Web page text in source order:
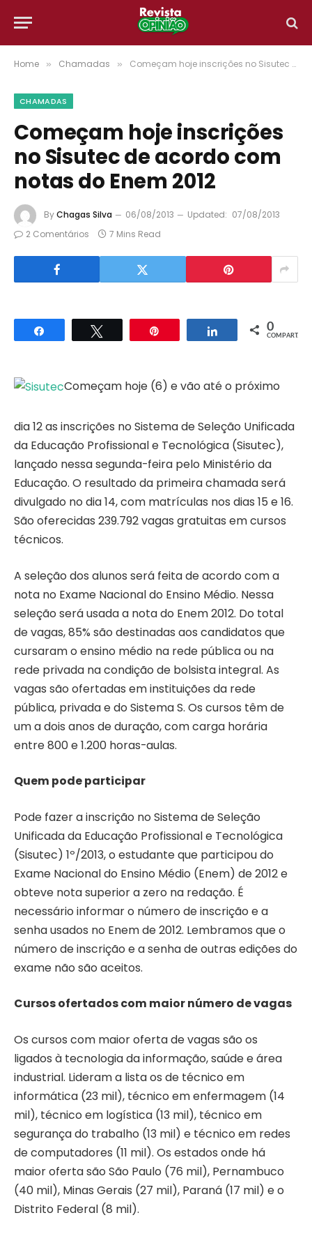
Home » Chamadas » Começam hoje inscrições no Sisutec de acordo com notas do Enem 2012
CHAMADAS
Começam hoje inscrições
no Sisutec de acordo com
notas do Enem 2012
ByChagas Silva 06/08/2013 Updated: 07/08/2013
2 Comentários
7 Mins Read
Compartilhar Compartilhar
0
COMPART.
Começam hoje (6) e vão até o próximo
dia 12 as inscrições no Sistema de Seleção Unificada
da Educação Profissional e Tecnológica (Sisutec),
lançado nessa segunda-feira pelo Ministério da
Educação. O resultado da primeira chamada será
divulgado no dia 14, com matrículas nos dias 15 e 16.
São oferecidas 239.792 vagas gratuitas em cursos
técnicos.
A seleção dos alunos será feita de acordo com a
nota no Exame Nacional do Ensino Médio. Nessa
seleção será usada a nota do Enem 2012. Do total
de vagas, 85% são destinadas aos candidatos que
cursaram o ensino médio na rede pública ou na
rede privada na condição de bolsista integral. As
vagas são ofertadas em instituições da rede
pública, privada e do Sistema S. Os cursos têm de
um a dois anos de duração, com carga horária
entre 800 e 1.200 horas-aulas.
Quem pode participar
Pode fazer a inscrição no Sistema de Seleção
Unificada da Educação Profissional e Tecnológica
(Sisutec) 1º/2013, o estudante que participou do
Exame Nacional do Ensino Médio (Enem) de 2012 e
obteve nota superior a zero na redação. É
necessário informar o número de inscrição e a
senha usados no Enem de 2012. Lembramos que o
número de inscrição e a senha de outras edições do
exame não são aceitos.
Cursos ofertados com maior número de vagas
Os cursos com maior oferta de vagas são os
ligados à tecnologia da informação, saúde e área
industrial. Lideram a lista os de técnico em
informática (23 mil), técnico em enfermagem (14
mil), técnico em logística (13 mil), técnico em
segurança do trabalho (13 mil) e técnico em redes
de computadores (11 mil). Os estados onde há
maior oferta são São Paulo (76 mil), Pernambuco
(40 mil), Minas Gerais (27 mil), Paraná (17 mil) e o
Distrito Federal (8 mil).